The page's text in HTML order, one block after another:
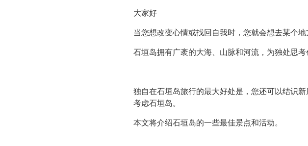
大家好
当您想改变心情或找回自我时，您就会想去某个地
石垣岛拥有广袤的大海、山脉和河流，为独处思考
独自在石垣岛旅行的最大好处是，您还可以结识
考虑石垣岛。
本文将介绍石垣岛的一些最佳景点和活动。